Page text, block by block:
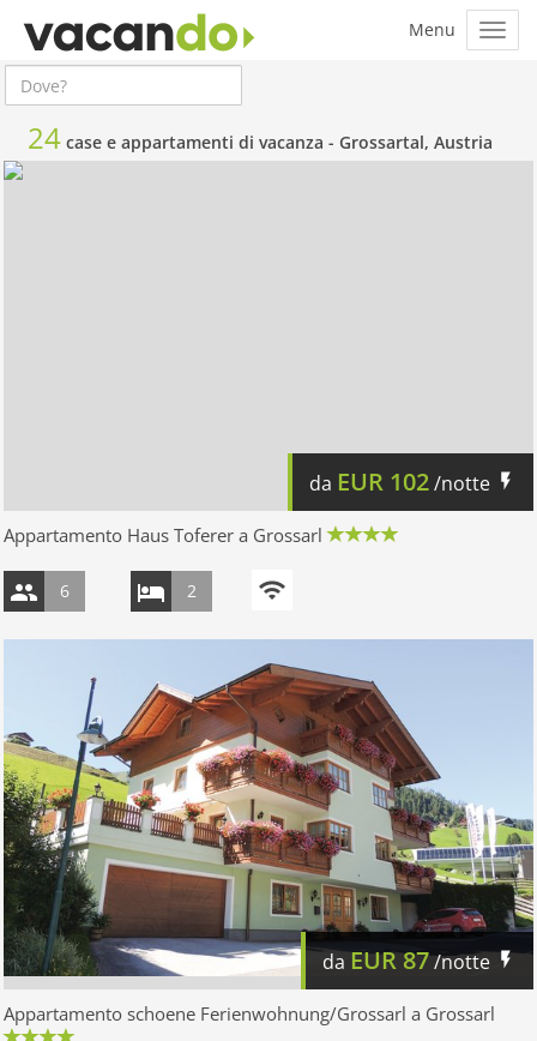
24 case e appartamenti di vacanza - Grossartal, Austria
da EUR 102/notte
Appartamento Haus Toferer a Grossarl
6 2
da EUR87/notte
Appartamento schoene Ferienwohnung/Grossarl a Grossarl